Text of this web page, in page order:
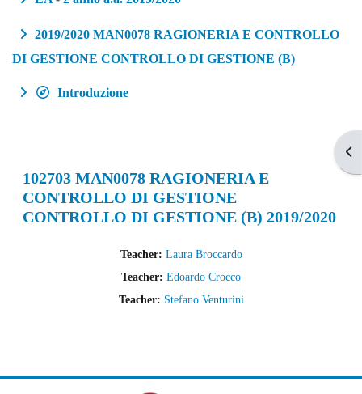
2019/2020 MAN0078 RAGIONERIA E CONTROLLO
DI GESTIONE CONTROLLO DI GESTIONE (B)
Introduzione
102703 MAN0078 RAGIONERIA E
CONTROLLO DI GESTIONE
CONTROLLO DI GESTIONE (B) 2019/2020
Teacher: Laura Broccardo
Teacher: Edoardo Crocco
Teacher: Stefano Venturini